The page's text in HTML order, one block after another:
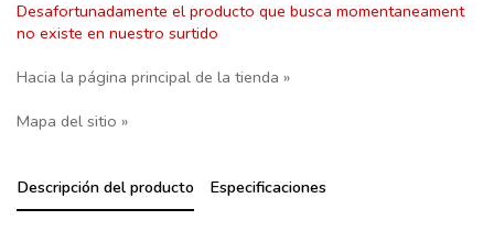
Desafortunadamente el producto que busca momentaneament
no existe en nuestro surtido
Hacia la página principal de la tienda »
Mapa del sitio »
Descripción del producto Especificaciones